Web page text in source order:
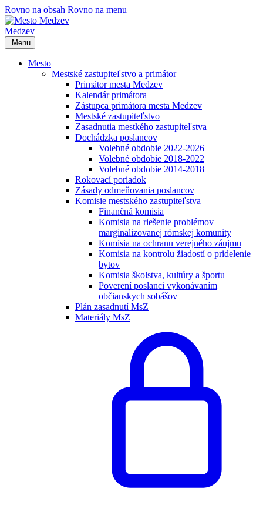
Rovno na obsah Rovno na menu
Medzev
Menu
Mesto
Mestské zastupiteľstvo a primátor
Primátor mesta Medzev
Kalendár primátora
Zástupca primátora mesta Medzev
Mestské zastupiteľstvo
Zasadnutia mestkého zastupiteľstva
Dochádzka poslancov
Volebné obdobie 2022-2026
Volebné obdobie 2018-2022
Volebné obdobie 2014-2018
Rokovací poriadok
Zásady odmeňovania poslancov
Komisie mestského zastupiteľstva
Finančná komisia
Komisia na riešenie problémov
marginalizovanej rómskej komunity
Komisia na ochranu verejného záujmu
Komisia na kontrolu žiadostí o pridelenie
bytov
Komisia školstva, kultúry a športu
Poverení poslanci vykonávaním
občianskych sobášov
Plán zasadnutí MsZ
Materiály MsZ